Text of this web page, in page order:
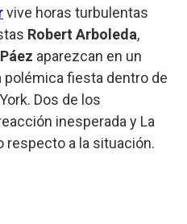
vive horas turbulentas
Robert Arboleda,
aparezcan en un
fiesta dentro de
Dos de los
inesperada y La
respecto a la situación.